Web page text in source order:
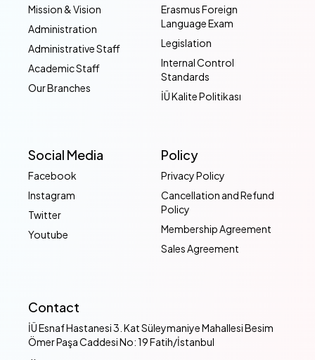
Mission & Vision
Administration
Administrative Staff
Academic Staff
Our Branches
Erasmus Foreign
Language Exam
Legislation
Internal Control
Standards
İÜ Kalite Politikası
Social Media
Facebook
Instagram
Twitter
Youtube
Policy
Privacy Policy
Cancellation and Refund
Policy
Membership Agreement
Sales Agreement
Contact
İÜ Esnaf Hastanesi 3. Kat Süleymaniye Mahallesi Besim
Ömer Paşa Caddesi No: 19 Fatih/İstanbul